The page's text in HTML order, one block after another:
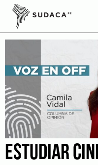
Skip
contentDrama
ESTUDIAR